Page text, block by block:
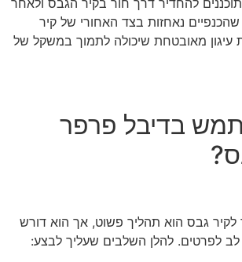
להחדיר דרך חור בקיר הגבס ולאחר
נאחזות בצד האחורי של קיר
עיגון מאובטחת שיכולה לתמוך במשקל של
בדיבל פרפר
גבס הוא תהליך פשוט, אך הוא דורש
לפרטים. להלן השלבים שעליך לבצע: